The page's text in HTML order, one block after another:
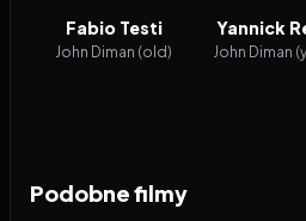
Fabio Testi
John Diman (old)
Yannick
John Diman
Podobne filmy